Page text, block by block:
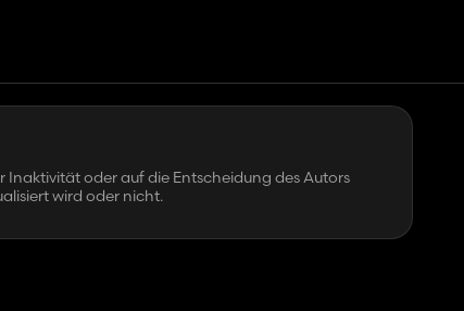
Inaktivität oder auf die Entscheidung des Autors
wird oder nicht.